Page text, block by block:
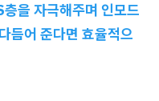
을 자극해주며 인모드
듬어 준다면 효율적으